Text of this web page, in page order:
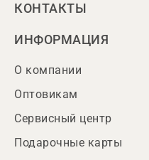
КОНТАКТЫ
ИНФОРМАЦИЯ
О компании
Оптовикам
Сервисный центр
Подарочные карты